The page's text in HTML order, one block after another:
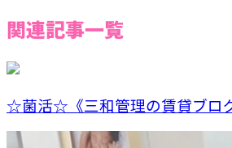
関連記事一覧
☆菌活☆《三和管理の賃貸ブロ